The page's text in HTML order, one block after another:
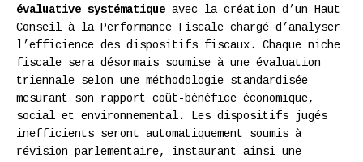
évaluative systématique avec la création d’un Haut
Conseil à la Performance Fiscale chargé d’analyser
l’efficience des dispositifs fiscaux. Chaque niche
fiscale sera désormais soumise à une évaluation
triennale selon une méthodologie standardisée
mesurant son rapport coût-bénéfice économique,
social et environnemental. Les dispositifs jugés
inefficients seront automatiquement soumis à
révision parlementaire, instaurant ainsi une